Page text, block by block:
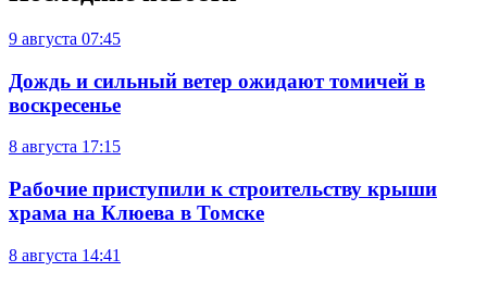
9 августа 07:45
Дождь и сильный ветер ожидают томичей в
воскресенье
8 августа 17:15
Рабочие приступили к строительству крыши
храма на Клюева в Томске
8 августа 14:41